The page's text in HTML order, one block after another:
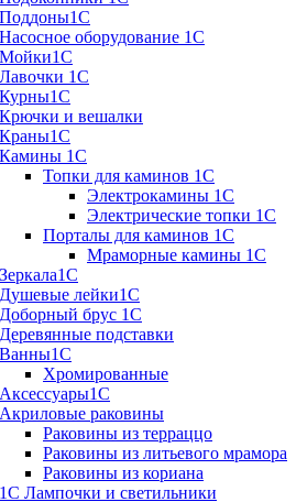
Поддоны1С
Насосное оборудование 1С
Мойки1С
Лавочки 1С
Курны1С
Крючки и вешалки
Краны1С
Камины 1C
Топки для каминов 1C
Электрокамины 1С
Электрические топки 1C
Порталы для каминов 1С
Мраморные камины 1C
Зеркала1С
Душевые лейки1С
Доборный брус 1С
Деревянные подставки
Ванны1С
Хромированные
Аксессуары1С
Акриловые раковины
Раковины из терраццо
Раковины из литьевого мрамора
Раковины из кориана
1С Лампочки и светильники